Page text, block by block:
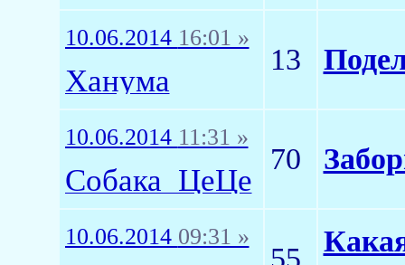
10.06.2014 16:01 »
Ханума
13
10.06.2014 11:31 »
Собака_ЦеЦе
70
10.06.2014 09:31 »
55